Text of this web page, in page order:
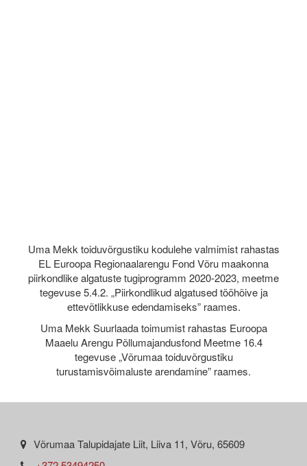
Uma Mekk toiduvõrgustiku kodulehe valmimist rahastas
EL Euroopa Regionaalarengu Fond Võru maakonna
piirkondlike algatuste tugiprogramm 2020-2023, meetme
tegevuse 5.4.2. „Piirkondlikud algatused tööhõive ja
ettevõtlikkuse edendamiseks” raames.
Uma Mekk Suurlaada toimumist rahastas Euroopa
Maaelu Arengu Põllumajandusfond Meetme 16.4
tegevuse „Võrumaa toiduvõrgustiku
turustamisvõimaluste arendamine” raames.
Võrumaa Talupidajate Liit, Liiva 11, Võru, 65609